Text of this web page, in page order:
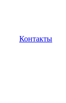
Контакты